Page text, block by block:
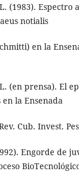
(1983). Espectro
notialis
en la
(en prensa). El
la Ensenada
Cub. Invest.
Engorde de